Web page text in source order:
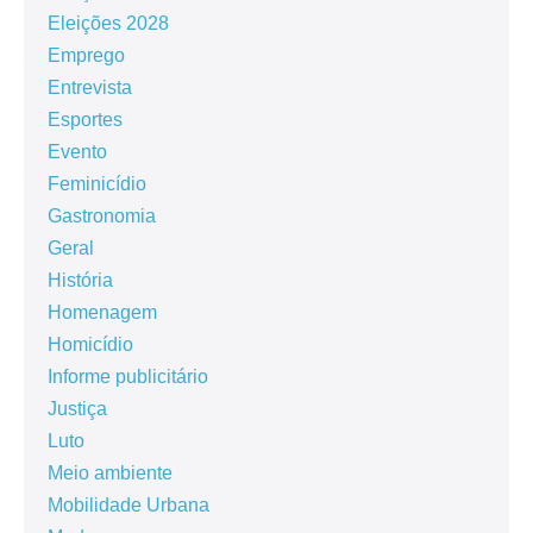
Eleições 2028
Emprego
Entrevista
Esportes
Evento
Feminicídio
Gastronomia
Geral
História
Homenagem
Homicídio
Informe publicitário
Justiça
Luto
Meio ambiente
Mobilidade Urbana